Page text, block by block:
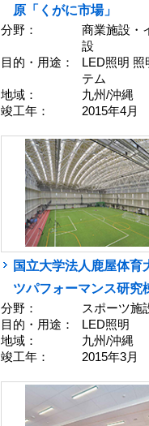
原「くがに市場」
分野：
商業施設・
設
目的・用途：
LED照明 照
テム
地域：
九州/沖縄
竣工年：
2015年4月
国立大学法人鹿屋体育
ツパフォーマンス研究
分野：
スポーツ施
目的・用途：
LED照明
地域：
九州/沖縄
竣工年：
2015年3月